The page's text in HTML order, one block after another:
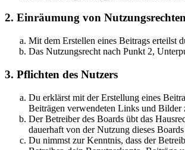
2. Einräumung von
Mit dem Erstellen eines Beitrags erteilst
Das Nutzungsrecht nach Punkt 2,
3. Pflichten des Nutzers
Du erklärst mit der Erstellung eines
Beiträgen verwendeten Links und Bilder
Der Betreiber des Boards übt das
dauerhaft von der Nutzung dieses
Du nimmst zur Kenntnis, dass der